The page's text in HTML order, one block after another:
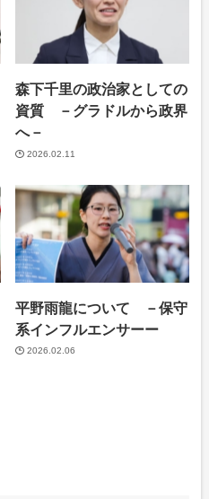
森下千里の政治家としての
資質 －グラドルから政界
へ－
2026.02.11
平野雨龍について －保守
系インフルエンサーー
2026.02.06